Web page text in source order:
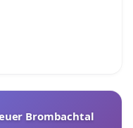
Brombachtal